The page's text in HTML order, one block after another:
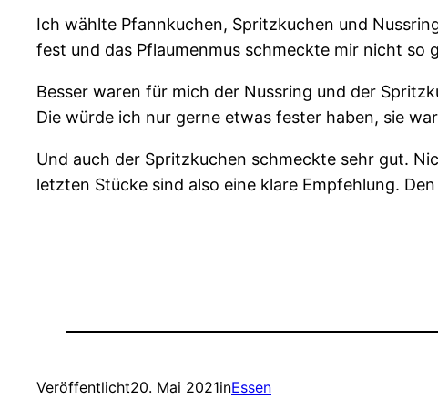
Ich wählte Pfannkuchen, Spritzkuchen und
fest und das Pflaumenmus schmeckte mir nicht so
Besser waren für mich der Nussring und der
Die würde ich nur gerne etwas fester haben, sie
Und auch der Spritzkuchen schmeckte sehr gut.
letzten Stücke sind also eine klare Empfehlung.
Veröffentlicht20. Mai 2021inEssen